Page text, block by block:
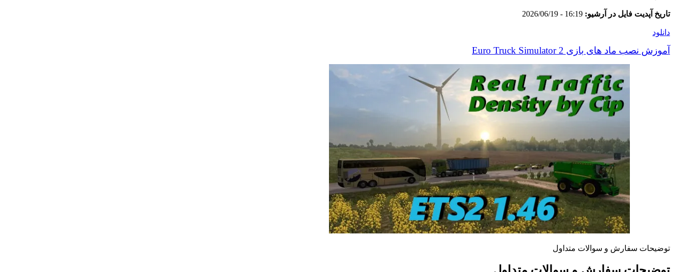
تاریخ آپدیت فایل در آرشیو: 16:19 - 2026/06/19
دانلود
آموزش نصب ماد های بازی Euro Truck Simulator 2
توضیحات سفارش و سوالات متداول